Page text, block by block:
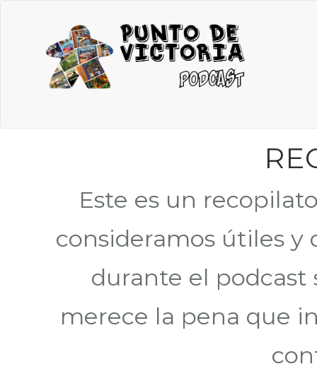
Este es un
consideramos útiles y
durante el podcast
merece la pena que